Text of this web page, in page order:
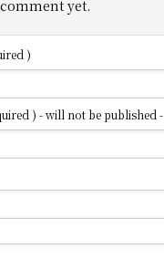
yet.
)
) - will not be published -